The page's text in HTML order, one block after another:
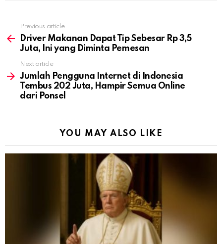
more
Previous article
Driver Makanan Dapat Tip Sebesar Rp 3,5
Juta, Ini yang Diminta Pemesan
Next article
Jumlah Pengguna Internet di Indonesia
Tembus 202 Juta, Hampir Semua Online
dari Ponsel
YOU MAY ALSO LIKE